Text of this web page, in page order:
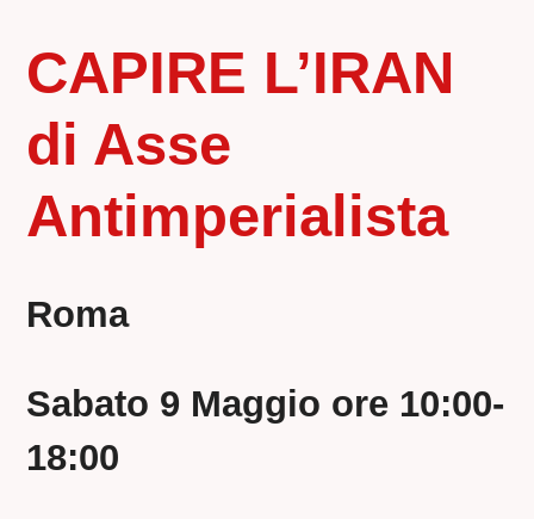
CAPIRE L’IRAN
di Asse
Antimperialista
Roma
Sabato 9 Maggio ore 10:00-
18:00